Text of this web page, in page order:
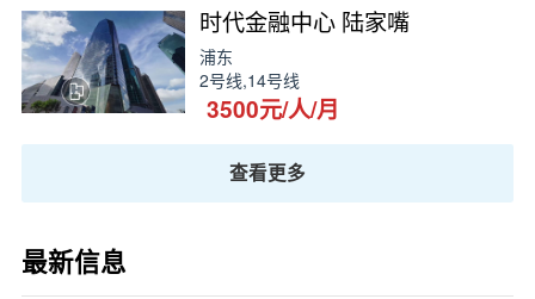
时代金融中心 陆家嘴
浦东
2号线,14号线
3500元/人/月
查看更多
最新信息